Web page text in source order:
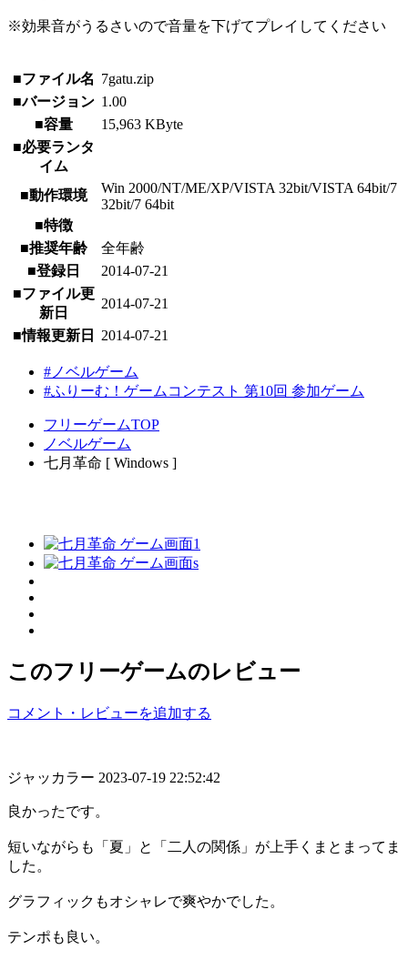
※効果音がうるさいので音量を下げてプレイしてください
■ファイル名 7gatu.zip
■バージョン 1.00
■容量
15,963 KByte
■必要ランタ
イム
■動作環境
Win 2000/NT/ME/XP/VISTA 32bit/VISTA 64bit/7
32bit/7 64bit
■特徴
■推奨年齢
全年齢
■登録日
2014-07-21
■ファイル更
新日
2014-07-21
■情報更新日 2014-07-21
#ノベルゲーム
#ふりーむ！ゲームコンテスト 第10回 参加ゲーム
フリーゲームTOP
ノベルゲーム
七月革命 [ Windows ]
このフリーゲームのレビュー
コメント・レビューを追加する
ジャッカラー 2023-07-19 22:52:42
良かったです。
短いながらも「夏」と「二人の関係」が上手くまとまってま
した。
グラフィックもオシャレで爽やかでした。
テンポも良い。